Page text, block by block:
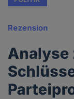
Rezension
Analyse